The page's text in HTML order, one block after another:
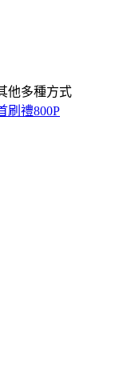
他多種方式
刷禮800P